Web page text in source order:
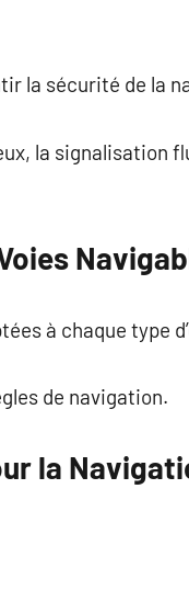
la sécurité de la
la signalisation
à chaque type
de navigation.
la